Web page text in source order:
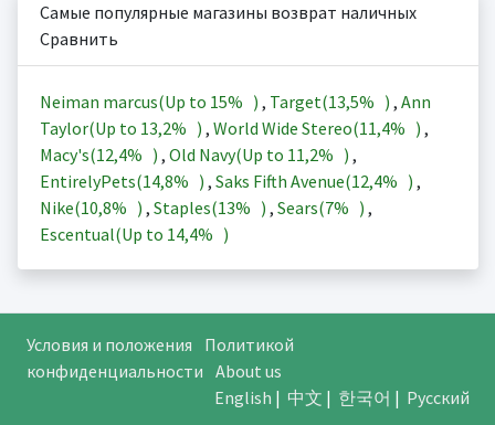
Самые популярные магазины возврат наличных
Сравнить
Neiman marcus(Up to 15% ) , Target(13,5% ) , Ann
Taylor(Up to 13,2% ) , World Wide Stereo(11,4% ) ,
Macy's(12,4% ) , Old Navy(Up to 11,2% ) ,
EntirelyPets(14,8% ) , Saks Fifth Avenue(12,4% ) ,
Nike(10,8% ) , Staples(13% ) , Sears(7% ) ,
Escentual(Up to 14,4% )
Условия и положения
Политикой
конфиденциальности About us
English | 中文 | 한국어 | Русский